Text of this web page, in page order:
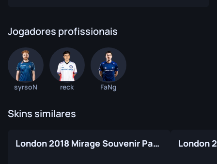
Jogadores profissionais
syrsoN reck FaNg
Skins similares
London 2018 Mirage Souvenir Package